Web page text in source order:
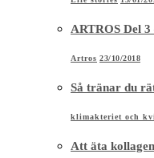
ARTROS Del
Artros 23/10/2018
Så tränar du
klimakteriet och
Att äta